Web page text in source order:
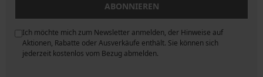
ABONNIEREN
Ich möchte mich zum Newsletter anmelden, der Hinweise auf
Aktionen, Rabatte oder Ausverkäufe enthält. Sie können sich
jederzeit kostenlos vom Bezug abmelden.